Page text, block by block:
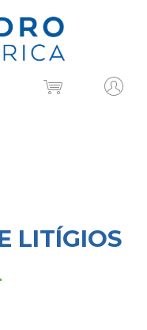
LITÍGIOS